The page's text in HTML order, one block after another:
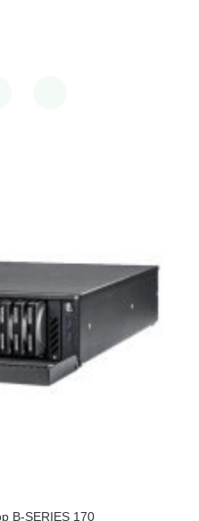
B-SERIES 170